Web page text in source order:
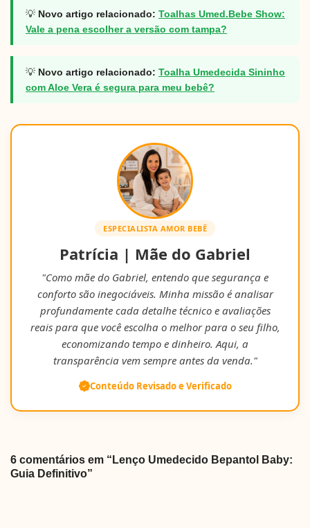
💡 Novo artigo relacionado: Toalhas Umed.Bebe Show:
Vale a pena escolher a versão com tampa?
💡 Novo artigo relacionado: Toalha Umedecida Sininho
com Aloe Vera é segura para meu bebê?
ESPECIALISTA AMOR BEBÊ
Patrícia | Mãe do Gabriel
"Como mãe do Gabriel, entendo que segurança e
conforto são inegociáveis. Minha missão é analisar
profundamente cada detalhe técnico e avaliações
reais para que você escolha o melhor para o seu filho,
economizando tempo e dinheiro. Aqui, a
transparência vem sempre antes da venda."
Conteúdo Revisado e Verificado
6 comentários em “Lenço Umedecido Bepantol Baby:
Guia Definitivo”